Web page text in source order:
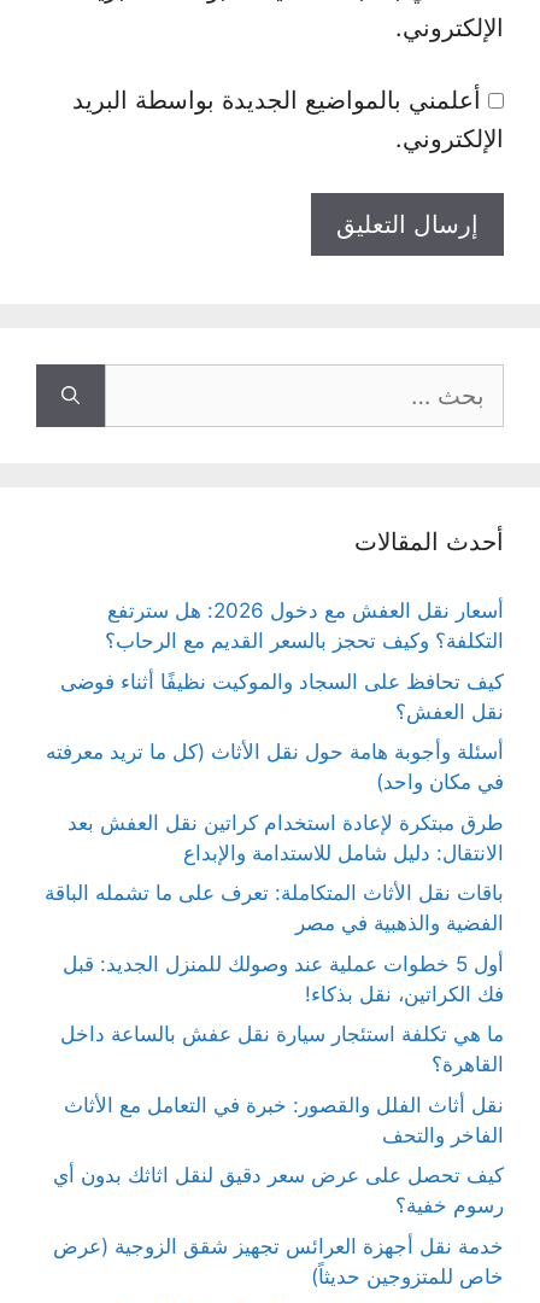
الإلكتروني.
أعلمني بالمواضيع الجديدة بواسطة البريد
الإلكتروني.
عن:
أحدث المقالات
أسعار نقل العفش مع دخول 2026: هل سترتفع
التكلفة؟ وكيف تحجز بالسعر القديم مع الرحاب؟
كيف تحافظ على السجاد والموكيت نظيفًا أثناء فوضى
نقل العفش؟
أسئلة وأجوبة هامة حول نقل الأثاث (كل ما تريد معرفته
في مكان واحد)
طرق مبتكرة لإعادة استخدام كراتين نقل العفش بعد
الانتقال: دليل شامل للاستدامة والإبداع
باقات نقل الأثاث المتكاملة: تعرف على ما تشمله الباقة
الفضية والذهبية في مصر
أول 5 خطوات عملية عند وصولك للمنزل الجديد: قبل
فك الكراتين، نقل بذكاء!
ما هي تكلفة استئجار سيارة نقل عفش بالساعة داخل
القاهرة؟
نقل أثاث الفلل والقصور: خبرة في التعامل مع الأثاث
الفاخر والتحف
كيف تحصل على عرض سعر دقيق لنقل اثاثك بدون أي
رسوم خفية؟
خدمة نقل أجهزة العرائس تجهيز شقق الزوجية (عرض
خاص للمتزوجين حديثاً)